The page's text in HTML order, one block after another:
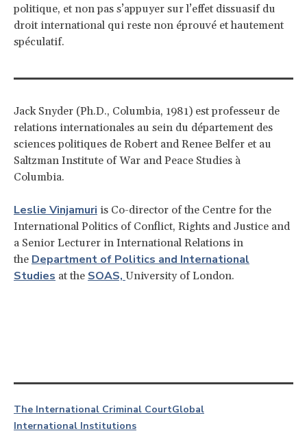
politique, et non pas s’appuyer sur l’effet dissuasif du
droit international qui reste non éprouvé et hautement
spéculatif.
Jack Snyder (Ph.D., Columbia, 1981) est professeur de
relations internationales au sein du département des
sciences politiques de Robert and Renee Belfer et au
Saltzman Institute of War and Peace Studies à
Columbia.
Leslie Vinjamuri is Co-director of the Centre for the
International Politics of Conflict, Rights and Justice and
a Senior Lecturer in International Relations in
the Department of Politics and International
Studies at the SOAS, University of London.
The International Criminal CourtGlobal
International Institutions